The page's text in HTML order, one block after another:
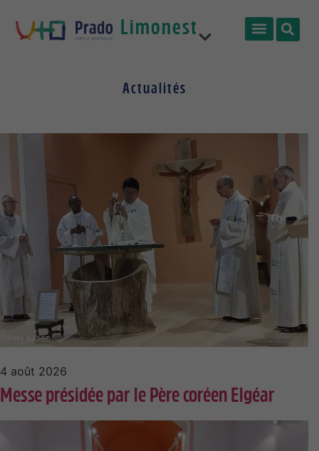
Limonest
Prêtres
France
Actualités
4 août 2026
Messe présidée par le Père coréen Elgéar